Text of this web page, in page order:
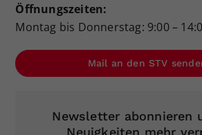
Öffnungszeiten:
Montag bis Donnerstag: 9:00 –
Mail an den STV
Newsletter abonnieren
Neuigkeiten mehr